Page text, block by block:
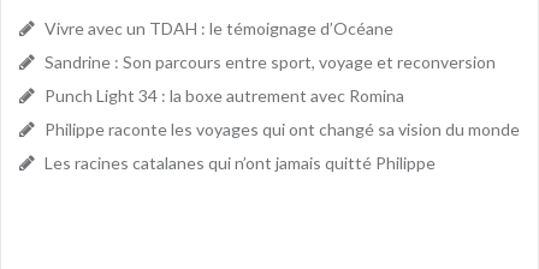
Vivre avec un TDAH : le témoignage d’Océane
Sandrine : Son parcours entre sport, voyage et reconversion
Punch Light 34 : la boxe autrement avec Romina
Philippe raconte les voyages qui ont changé sa vision du monde
Les racines catalanes qui n’ont jamais quitté Philippe